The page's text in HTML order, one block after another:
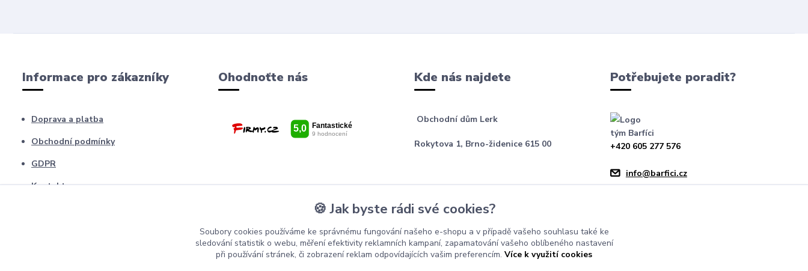
Informace pro zákazníky
Doprava a platba
Obchodní podmínky
GDPR
Kontakty
Ohodnoťte nás Kde nás najdete
Obchodní dům Lerk
Rokytova 1, Brno-židenice 615 00
Potřebujete poradit?
tým Barfíci
+420 605 277 576
info@barfici.cz
🍪 Jak byste rádi své cookies?
Soubory cookies používáme ke správnému fungování našeho e-shopu a v případě vašeho souhlasu také ke
sledování statistik o webu, měření efektivity reklamních kampaní, zapamatování vašeho oblíbeného nastavení
při používání stránek, či zobrazení reklam odpovídajících vašim preferencím. Více k využití cookies